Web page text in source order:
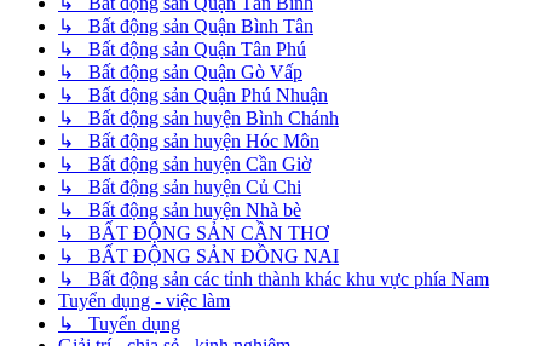
↳ Bất động sản Quận Bình Tân
↳ Bất động sản Quận Tân Phú
↳ Bất động sản Quận Gò Vấp
↳ Bất động sản Quận Phú Nhuận
↳ Bất động sản huyện Bình Chánh
↳ Bất động sản huyện Hóc Môn
↳ Bất động sản huyện Cần Giờ
↳ Bất động sản huyện Củ Chi
↳ Bất động sản huyện Nhà bè
↳ BẤT ĐỘNG SẢN CẦN THƠ
↳ BẤT ĐỘNG SẢN ĐỒNG NAI
↳ Bất động sản các tỉnh thành khác khu vực phía Nam
Tuyển dụng - việc làm
↳ Tuyển dụng